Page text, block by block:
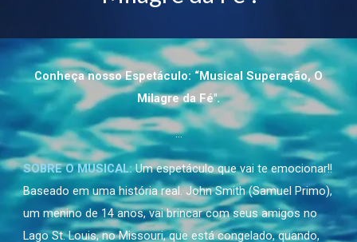
Conheça nosso Espetáculo: “Musical Superação, O
Milagre da Fé".
…
SOBRE O MUSICAL: Um espetáculo que vai te emocionar!!
Baseado em uma história real. John Smith (Samuel Primo),
um menino de 14 anos, vai brincar com seus amigos no
Lago St. Louis, no Missouri, que está congelado, quando,